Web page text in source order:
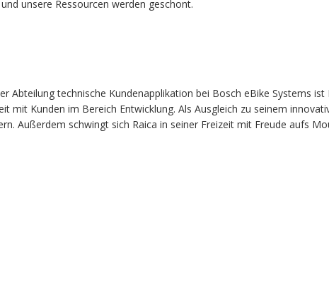
unsere Ressourcen werden geschont.
Abteilung technische Kundenapplikation bei Bosch eBike Systems ist
Kunden im Bereich Entwicklung. Als Ausgleich zu seinem
Außerdem schwingt sich Raica in seiner Freizeit mit Freude aufs